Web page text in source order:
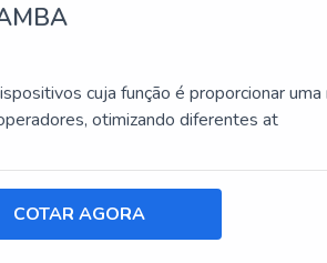
cuja função é proporcionar
otimizando diferentes at
COTAR AGORA